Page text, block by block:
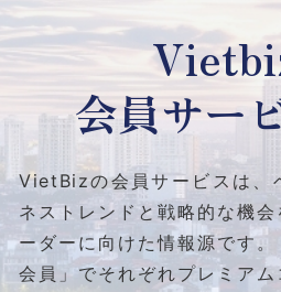
会員サー
VietBizの会員サービスは、
ネストレンドと戦略的な機会
ーダーに向けた情報源です。
会員」でそれぞれプレミア